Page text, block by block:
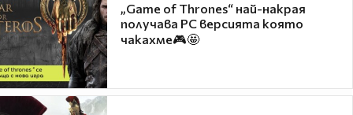
„Game of Thrones“ най-накрая
получава PC версията която
чакахме🎮🤩